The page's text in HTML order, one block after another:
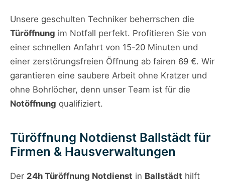
Unsere geschulten Techniker beherrschen die
Türöffnung im Notfall perfekt. Profitieren Sie von
einer schnellen Anfahrt von 15-20 Minuten und
einer zerstörungsfreien Öffnung ab fairen 69 €. Wir
garantieren eine saubere Arbeit ohne Kratzer und
ohne Bohrlöcher, denn unser Team ist für die
Notöffnung qualifiziert.
Türöffnung Notdienst Ballstädt für
Firmen & Hausverwaltungen
Der 24h Türöffnung Notdienst in Ballstädt hilft